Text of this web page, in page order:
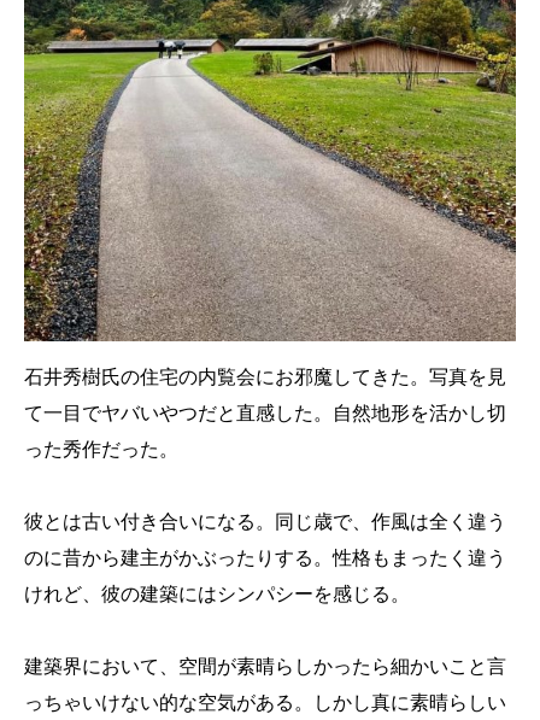
石井秀樹氏の住宅の内覧会にお邪魔してきた。写真を見
て一目でヤバいやつだと直感した。自然地形を活かし切
った秀作だった。
彼とは古い付き合いになる。同じ歳で、作風は全く違う
のに昔から建主がかぶったりする。性格もまったく違う
けれど、彼の建築にはシンパシーを感じる。
建築界において、空間が素晴らしかったら細かいこと言
っちゃいけない的な空気がある。しかし真に素晴らしい